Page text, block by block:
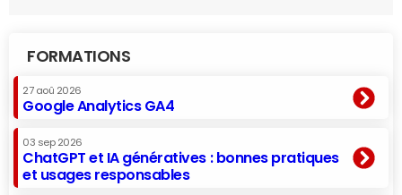
FORMATIONS
27 aoû 2026
Google Analytics GA4
03 sep 2026
ChatGPT et IA génératives : bonnes pratiques
et usages responsables